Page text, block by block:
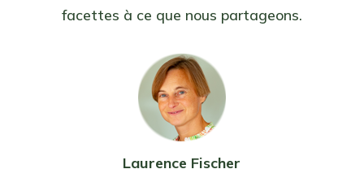
facettes à ce que nous partageons.
Laurence Fischer